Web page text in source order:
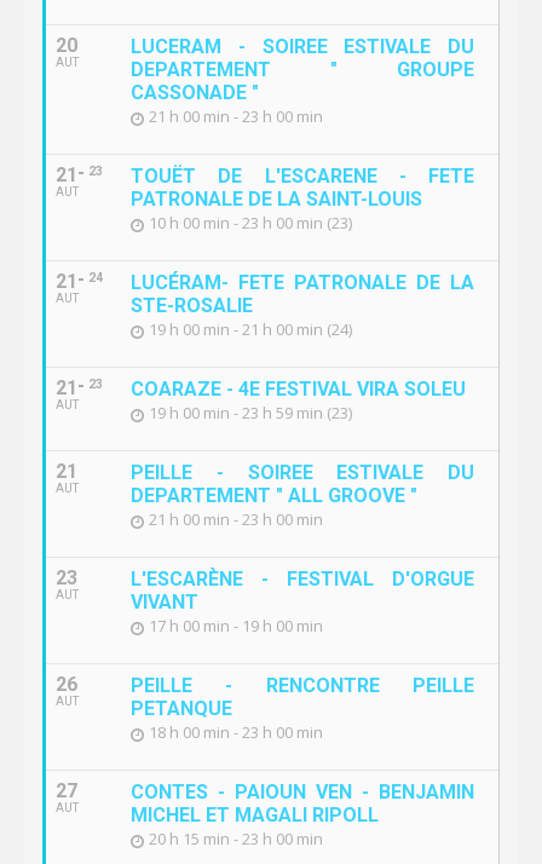
20
AUT
LUCERAM - SOIREE ESTIVALE DU
DEPARTEMENT " GROUPE
CASSONADE "
21 h 00 min - 23 h 00 min
21
AUT
23
TOUËT DE L'ESCARENE - FETE
PATRONALE DE LA SAINT-LOUIS
10 h 00 min - 23 h 00 min (23)
21
AUT
24
LUCÉRAM- FETE PATRONALE DE LA
STE-ROSALIE
19 h 00 min - 21 h 00 min (24)
21
AUT
23 COARAZE - 4E FESTIVAL VIRA SOLEU
19 h 00 min - 23 h 59 min (23)
21
AUT
PEILLE - SOIREE ESTIVALE DU
DEPARTEMENT " ALL GROOVE "
21 h 00 min - 23 h 00 min
23
AUT
L'ESCARÈNE - FESTIVAL D'ORGUE
VIVANT
17 h 00 min - 19 h 00 min
26
AUT
PEILLE - RENCONTRE PEILLE
PETANQUE
18 h 00 min - 23 h 00 min
27
AUT
CONTES - PAIOUN VEN - BENJAMIN
MICHEL ET MAGALI RIPOLL
20 h 15 min - 23 h 00 min